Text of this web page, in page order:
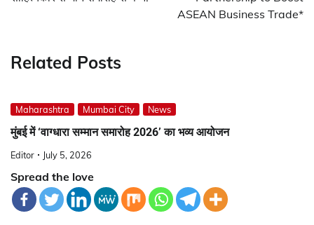
ASEAN Business Trade*
Related Posts
Maharashtra Mumbai City News
मुंबई में ‘वाग्धारा सम्मान समारोह 2026’ का भव्य आयोजन
Editor July 5, 2026
Spread the love